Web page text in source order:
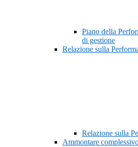
Piano della
di gestione
Relazione sulla
Relazione sulla
Ammontare